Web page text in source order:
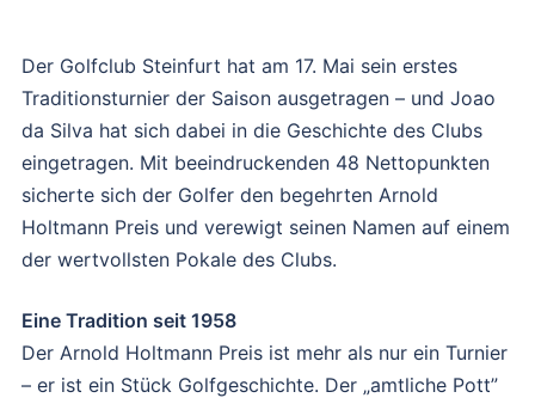
Der Golfclub Steinfurt hat am 17. Mai sein erstes
Traditionsturnier der Saison ausgetragen – und Joao
da Silva hat sich dabei in die Geschichte des Clubs
eingetragen. Mit beeindruckenden 48 Nettopunkten
sicherte sich der Golfer den begehrten Arnold
Holtmann Preis und verewigt seinen Namen auf einem
der wertvollsten Pokale des Clubs.
Eine Tradition seit 1958
Der Arnold Holtmann Preis ist mehr als nur ein Turnier
– er ist ein Stück Golfgeschichte. Der „amtliche Pott”